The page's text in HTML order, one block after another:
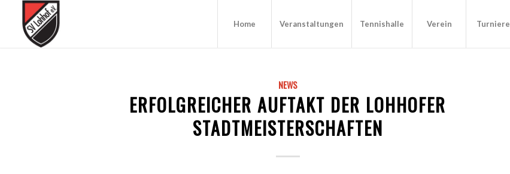
Home Veranstaltungen Tennishalle Verein Turniere
NEWS
ERFOLGREICHER AUFTAKT DER LOHHOFER
STADTMEISTERSCHAFTEN